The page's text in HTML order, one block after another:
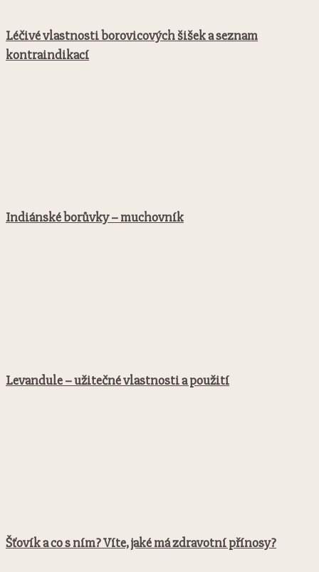
Léčivé vlastnosti borovicových šišek a seznam
kontraindikací
Indiánské borůvky – muchovník
Levandule – užitečné vlastnosti a použití
Šťovík a co s ním? Víte, jaké má zdravotní přínosy?